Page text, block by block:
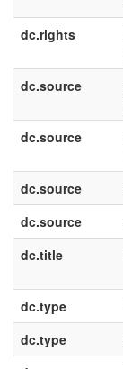
dc.rights
dc.source
dc.source
dc.source
dc.source
dc.title
dc.type
dc.type